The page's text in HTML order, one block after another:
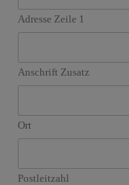
Adresse Zeile 1
Anschrift Zusatz
Ort
Postleitzahl